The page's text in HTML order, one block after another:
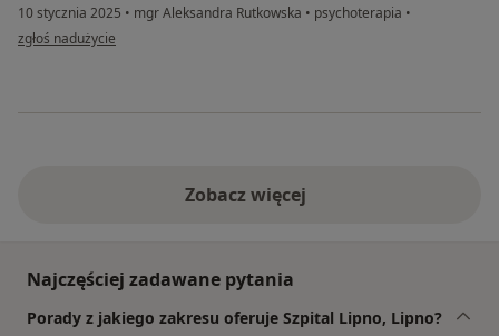
10 stycznia 2025 • mgr Aleksandra Rutkowska • psychoterapia •
w opinii użytkownika Dorota
zgłoś nadużycie
Zobacz więcej
Najczęściej zadawane pytania
Porady z jakiego zakresu oferuje Szpital Lipno, Lipno?